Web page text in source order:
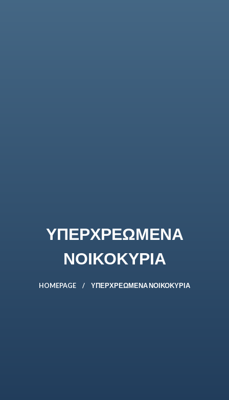
ΥΠΕΡΧΡΕΩΜΕΝΑ
ΝΟΙΚΟΚΥΡΙΑ
HOMEPAGE ΥΠΕΡΧΡΕΩΜΕΝΑ ΝΟΙΚΟΚΥΡΙΑ